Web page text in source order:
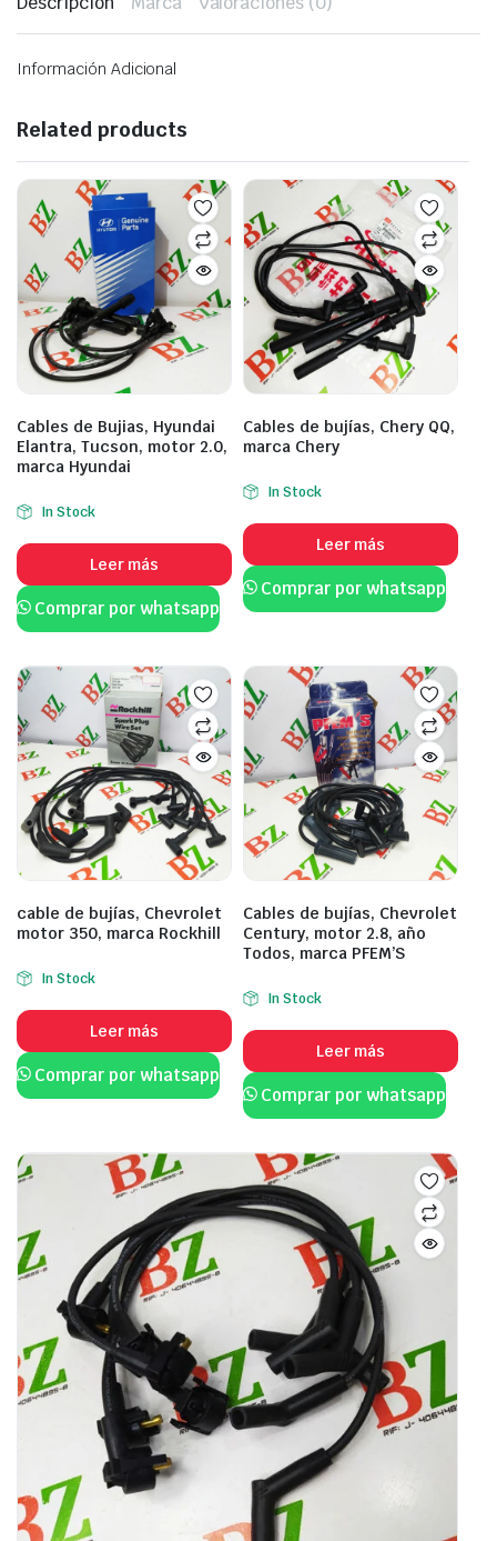
Información Adicional
Related products
Cables de Bujias, Hyundai
Elantra, Tucson, motor 2.0,
marca Hyundai
In Stock
Leer más
Comprar por whatsapp
Cables de bujías, Chery QQ,
marca Chery
In Stock
Leer más
Comprar por whatsapp
cable de bujías, Chevrolet
motor 350, marca Rockhill
In Stock
Leer más
Comprar por whatsapp
Cables de bujías, Chevrolet
Century, motor 2.8, año
Todos, marca PFEM’S
In Stock
Leer más
Comprar por whatsapp